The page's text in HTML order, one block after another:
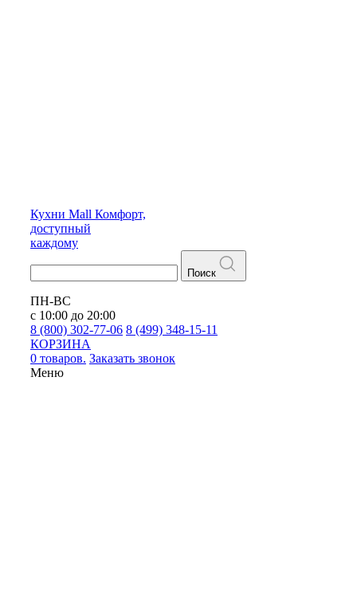
Кухни Mall Комфорт,
доступный
каждому
Поиск
ПН-ВС
с 10:00 до 20:00
8 (800) 302-77-06 8 (499) 348-15-11
КОРЗИНА
0 товаров. Заказать звонок
Меню